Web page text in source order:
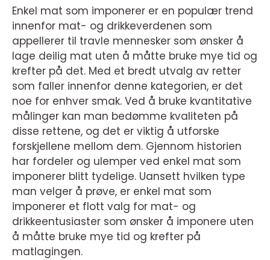
Enkel mat som imponerer er en populær trend
innenfor mat- og drikkeverdenen som
appellerer til travle mennesker som ønsker å
lage deilig mat uten å måtte bruke mye tid og
krefter på det. Med et bredt utvalg av retter
som faller innenfor denne kategorien, er det
noe for enhver smak. Ved å bruke kvantitative
målinger kan man bedømme kvaliteten på
disse rettene, og det er viktig å utforske
forskjellene mellom dem. Gjennom historien
har fordeler og ulemper ved enkel mat som
imponerer blitt tydelige. Uansett hvilken type
man velger å prøve, er enkel mat som
imponerer et flott valg for mat- og
drikkeentusiaster som ønsker å imponere uten
å måtte bruke mye tid og krefter på
matlagingen.